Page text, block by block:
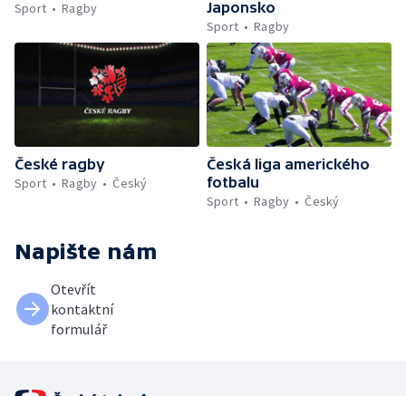
Sport
Ragby
Japonsko
Sport
Ragby
České ragby
Sport
Ragby Český
Česká liga amerického
fotbalu
Sport
Ragby Český
Napište nám
Otevřít
kontaktní
formulář